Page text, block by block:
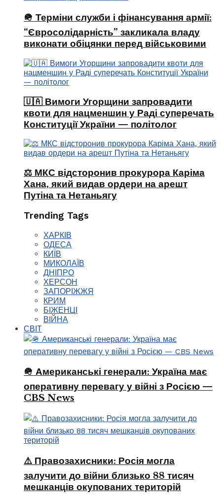
🪖 Терміни служби і фінансування армії:
“Євросолідарність” закликала владу
виконати обіцянки перед військовими
🇺🇦 Вимоги Угорщини запровадити
квоти для нацменшин у Раді суперечать
Конституції України — політолог
⚖️ МКС відсторонив прокурора Каріма
Хана, який видав ордери на арешт
Путіна та Нетаньягу
Trending Tags
ХАРКІВ
ОДЕСА
КИЇВ
МИКОЛАЇВ
ДНІПРО
ХЕРСОН
ЗАПОРІЖЖЯ
КРИМ
БІЖЕНЦІ
ВІЙНА
СВІТ
🪖 Американські генерали: Україна має
оперативну перевагу у війні з Росією —
CBS News
⚠️ Правозахисники: Росія могла
залучити до війни близько 88 тисяч
мешканців окупованих територій